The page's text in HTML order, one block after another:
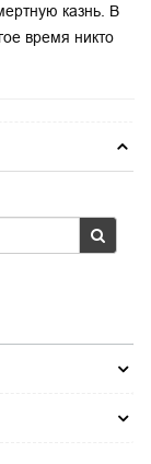
казнь. В
время никто